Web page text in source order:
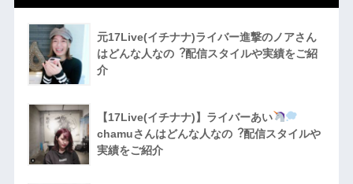
元17Live(イチナナ)ライバー進撃のノアさん
はどんな人なの︖配信スタイルや実績をご紹
介
【17Live(イチナナ)】ライバーあい
chamuさんはどんな人なの︖配信スタイルや
実績をご紹介